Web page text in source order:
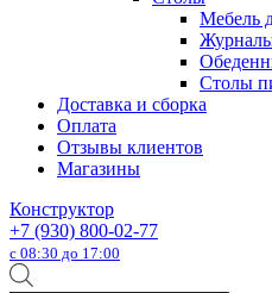
Мебель
Столы
Доставка и сборка
Оплата
Отзывы клиентов
Магазины
Конструктор
+7 (930) 800-02-77
с 08:30 до 17:00